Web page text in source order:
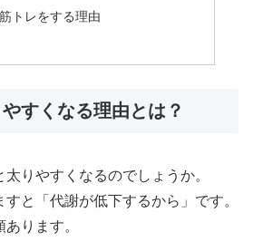
トレをする理由
すくなる理由とは？
りやすくなるのでしょうか。
と「代謝が低下するから」です。
ります。